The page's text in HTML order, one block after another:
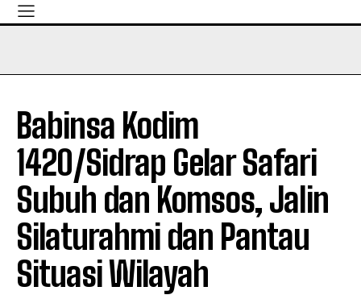
Babinsa Kodim
1420/Sidrap Gelar Safari
Subuh dan Komsos, Jalin
Silaturahmi dan Pantau
Situasi Wilayah